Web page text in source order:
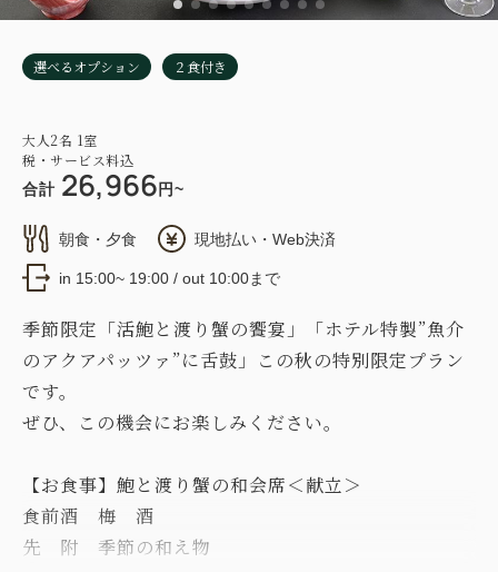
選べるオプション ２食付き
大人2名 1室
税・サービス料込
合計 26,966 円~
朝食・夕食 現地払い・Web決済
in 15:00~ 19:00 / out 10:00まで
季節限定「活鮑と渡り蟹の饗宴」「ホテル特製”魚介
のアクアパッツァ”に舌鼓」この秋の特別限定プラン
です。
ぜひ、この機会にお楽しみください。
【お食事】鮑と渡り蟹の和会席＜献立＞
食前酒 梅 酒
先 附 季節の和え物